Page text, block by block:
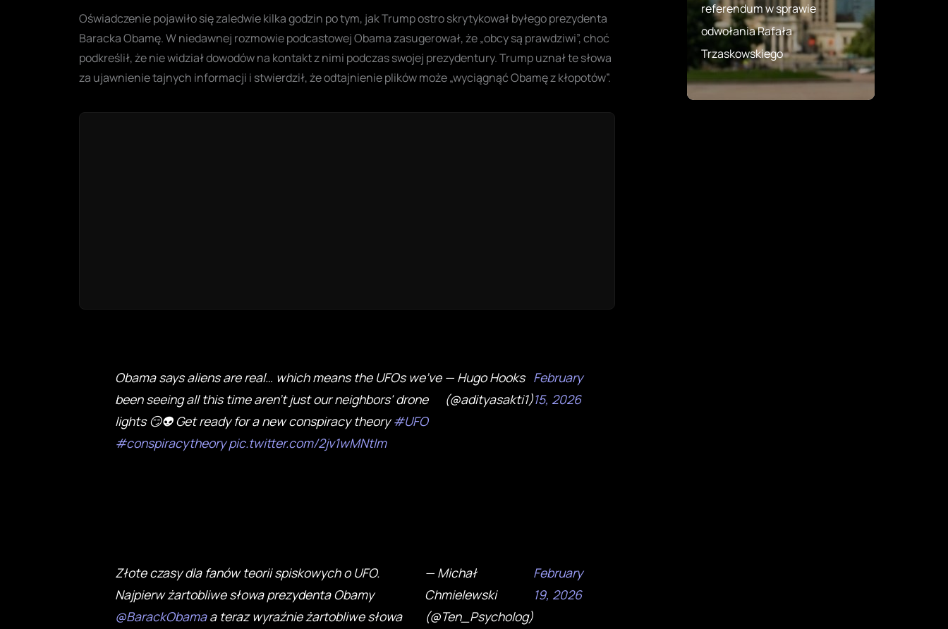
Oświadczenie pojawiło się zaledwie kilka godzin po tym, jak Trump ostro skrytykował byłego prezydenta
Baracka Obamę. W niedawnej rozmowie podcastowej Obama zasugerował, że „obcy są prawdziwi”, choć
podkreślił, że nie widział dowodów na kontakt z nimi podczas swojej prezydentury. Trump uznał te słowa
za ujawnienie tajnych informacji i stwierdził, że odtajnienie plików może „wyciągnąć Obamę z kłopotów”.
Obama says aliens are real… which means the UFOs we've
been seeing all this time aren't just our neighbors' drone
lights 😏👽 Get ready for a new conspiracy theory#UFO
#conspiracytheorypic.twitter.com/2jv1wMNtIm
— Hugo Hooks
(@adityasakti1)
February
15, 2026
Złote czasy dla fanów teorii spiskowych o UFO.
Najpierw żartobliwe słowa prezydenta Obamy
@BarackObamaa teraz wyraźnie żartobliwe słowa
— Michał
Chmielewski
(@Ten_Psycholog)
February
19, 2026
referendum w sprawie
odwołania Rafała
Trzaskowskiego